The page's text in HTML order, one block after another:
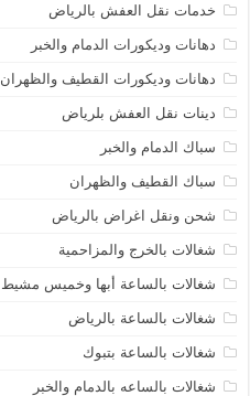
خدمات نقل العفش بالرياض
دهانات وديكورات الدمام والخبر
دهانات وديكورات القطيف والظهران
دينات نقل العفش بلرياض
سباك الدمام والخبر
سباك القطيف والظهران
شحن ونقل اغراض بالرياض
شغالات بالخرج والمزاحمية
شغالات بالساعة أبها وخميس مشيط
شغالات بالساعة بالرياض
شغالات بالساعة بتبوك
شغالات بالساعه بالدمام والخبر